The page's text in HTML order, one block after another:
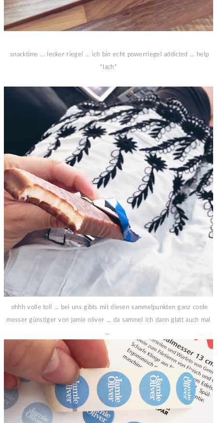
snacktime ... lecker riegel ... ich bin echt powerriegel addicted ... help
*lach*
ohhh volle toll ... bei uns gibts mit diesen sammelpunkten ganz coole
messer günstiger von jamie oliver ... da sammel ich dann glatt auch mal
...